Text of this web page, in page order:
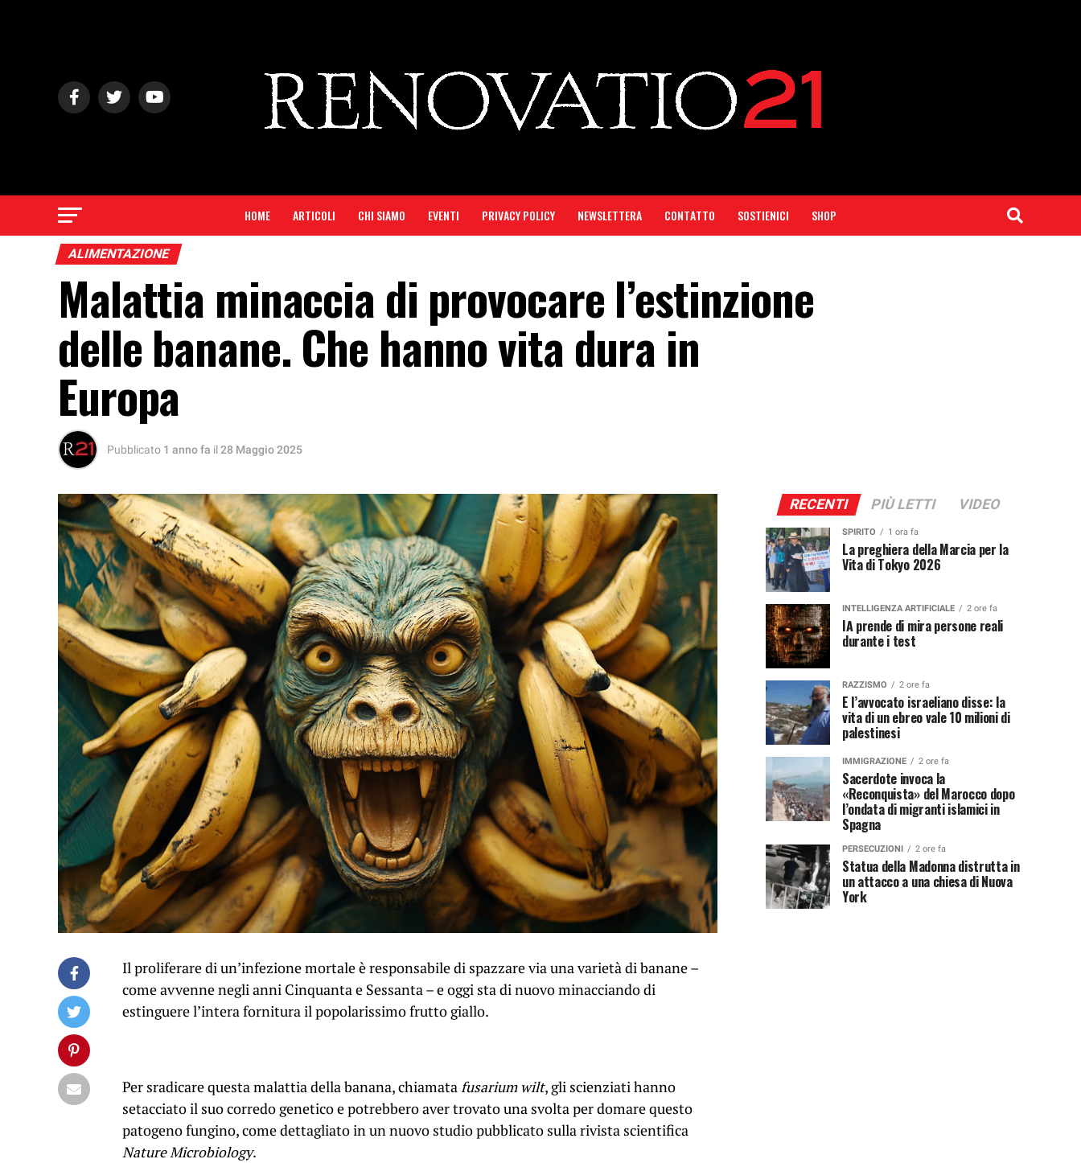
HOME ARTICOLI CHI SIAMO EVENTI PRIVACY POLICY NEWSLETTERA CONTATTO SOSTIENICI SHOP
ALIMENTAZIONE
Malattia minaccia di provocare l’estinzione
delle banane. Che hanno vita dura in
Europa
Pubblicato 1 anno fa il28 Maggio 2025
Il proliferare di un’infezione mortale è responsabile di spazzare via una varietà di banane –
come avvenne negli anni Cinquanta e Sessanta – e oggi sta di nuovo minacciando di
estinguere l’intera fornitura il popolarissimo frutto giallo.
Per sradicare questa malattia della banana, chiamatafusarium wilt, gli scienziati hanno
setacciato il suo corredo genetico e potrebbero aver trovato una svolta per domare questo
patogeno fungino, come dettagliato in un nuovo studio pubblicato sulla rivista scientifica
Nature Microbiology.
RECENTI PIÙ LETTI VIDEO
SPIRITO 1 ora fa
La preghiera della Marcia per la
Vita di Tokyo 2026
INTELLIGENZA ARTIFICIALE 2 ore fa
IA prende di mira persone reali
durante i test
RAZZISMO 2 ore fa
E l’avvocato israeliano disse: la
vita di un ebreo vale 10 milioni di
palestinesi
IMMIGRAZIONE 2 ore fa
Sacerdote invoca la
«Reconquista» del Marocco dopo
l’ondata di migranti islamici in
Spagna
PERSECUZIONI 2 ore fa
Statua della Madonna distrutta in
un attacco a una chiesa di Nuova
York